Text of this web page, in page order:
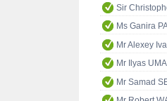
Sir
Ms Ganira
Mr Alexey
Mr Ilyas
Mr Samad